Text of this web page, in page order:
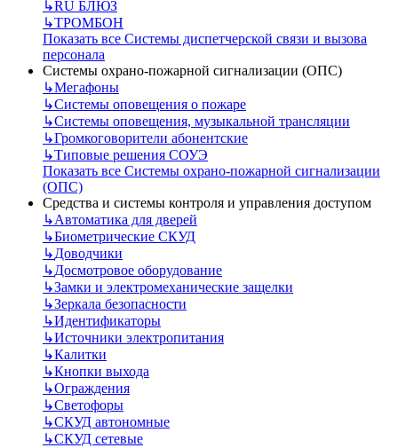
↳RU БЛЮЗ
↳ТРОМБОН
Показать все Системы диспетчерской связи и вызова
персонала
Системы охрано-пожарной сигнализации (ОПС)
↳Мегафоны
↳Системы оповещения о пожаре
↳Системы оповещения, музыкальной трансляции
↳Громкоговорители абонентские
↳Типовые решения СОУЭ
Показать все Системы охрано-пожарной сигнализации
(ОПС)
Средства и системы контроля и управления доступом
↳Автоматика для дверей
↳Биометрические СКУД
↳Доводчики
↳Досмотровое оборудование
↳Замки и электромеханические защелки
↳Зеркала безопасности
↳Идентификаторы
↳Источники электропитания
↳Калитки
↳Кнопки выхода
↳Ограждения
↳Светофоры
↳СКУД автономные
↳СКУД сетевые